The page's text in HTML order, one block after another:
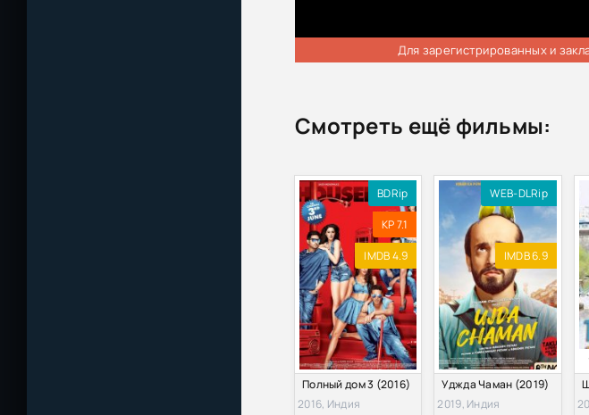
Для зарегистрированных и
Смотреть ещё фильмы:
BDRip
KP 7.1
IMDB 4.9
Полный дом 3 (2016)
2016, Индия
WEB-DLRip
IMDB 6.9
Уджда Чаман (2019)
2019, Индия